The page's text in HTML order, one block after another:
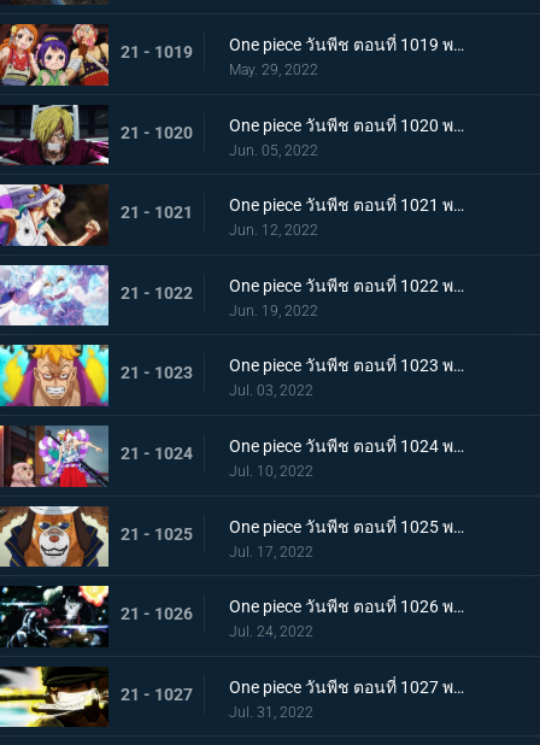
21 - 1019 One piece วันพีช ตอนที่ 1019 พากย์ไทย แผนลับของโอทามะ! สุดยอดแผนการคิบิดังโกะ
May. 29, 2022
21 - 1020 One piece วันพีช ตอนที่ 1020 พากย์ไทย ซันจิตะโกนสุดเสียง! SOS ที่ดังก้องทั่วเกาะ
Jun. 05, 2022
21 - 1021 One piece วันพีช ตอนที่ 1021 พากย์ไทย สแพงค์แสนรุนแรง! ปัญหาเรื่องผู้หญิงของซันจิ
Jun. 12, 2022
21 - 1022 One piece วันพีช ตอนที่ 1022 พากย์ไทย ไม่นึกเสียใจ ลูฟี่กับลูกพี่สายสัมพันธ์ศิษย์อาจารย์
Jun. 19, 2022
21 - 1023 One piece วันพีช ตอนที่ 1023 พากย์ไทย เตรียมพร้อมเรียบร้อย! ช็อปเปอร์เฟจเนบูไลเซอร์
Jul. 03, 2022
21 - 1024 One piece วันพีช ตอนที่ 1024 พากย์ไทย โอเด้งปรากฏตัว! จิตใจของปลอกดาบแดงหวั่นไหว
Jul. 10, 2022
21 - 1025 One piece วันพีช ตอนที่ 1025 พากย์ไทย รุ่นที่เลวร้ายที่สุดพินาศสิ้น! ท่าใหญ่ของสี่จักรพรรดิ
Jul. 17, 2022
21 - 1026 One piece วันพีช ตอนที่ 1026 พากย์ไทย ซุปเปอร์โนวาโต้กลับแผนแยก 4 จักรพรรดิ
Jul. 24, 2022
21 - 1027 One piece วันพีช ตอนที่ 1027 พากย์ไทย ปกป้องลูฟี่ไว้! วิชาดาบของโซโลกับลอว์
Jul. 31, 2022